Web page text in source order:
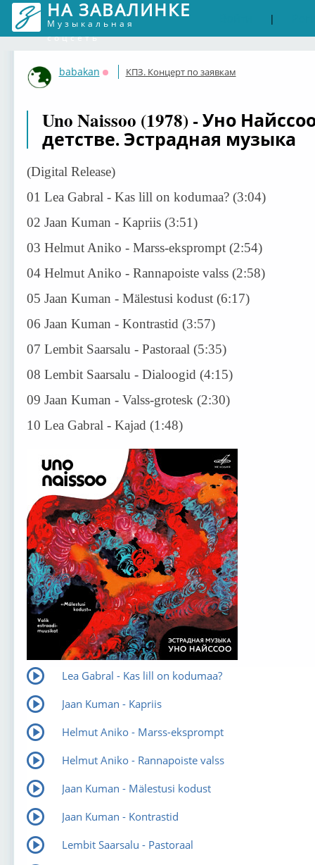
НА ЗАВАЛИНКЕ
Музыкальная
соцсеть
|
babakan
Оффлайн
КПЗ. Концерт по заявкам
Uno Naissoo (1978) - Уно
детстве. Эстрадная музыка
(Digital Release)
01 Lea Gabral - Kas lill on kodumaa? (3:04)
02 Jaan Kuman - Kapriis (3:51)
03 Helmut Aniko - Marss-eksprompt (2:54)
04 Helmut Aniko - Rannapoiste valss (2:58)
05 Jaan Kuman - Mälestusi kodust (6:17)
06 Jaan Kuman - Kontrastid (3:57)
07 Lembit Saarsalu - Pastoraal (5:35)
08 Lembit Saarsalu - Dialoogid (4:15)
09 Jaan Kuman - Valss-grotesk (2:30)
10 Lea Gabral - Kajad (1:48)
Lea Gabral - Kas lill on kodumaa?
Jaan Kuman - Kapriis
Helmut Aniko - Marss-eksprompt
Helmut Aniko - Rannapoiste valss
Jaan Kuman - Mälestusi kodust
Jaan Kuman - Kontrastid
Lembit Saarsalu - Pastoraal